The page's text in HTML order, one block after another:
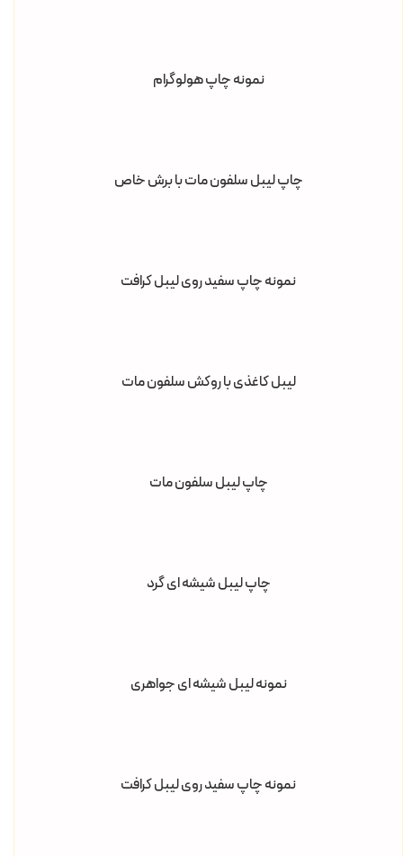
نمونه چاپ هولوگرام
چاپ لیبل سلفون مات با برش خاص
نمونه چاپ سفید روی لیبل کرافت
لیبل کاغذی با روکش سلفون مات
چاپ لیبل سلفون مات
چاپ لیبل شیشه ای گرد
نمونه لیبل شیشه ای جواهری
نمونه چاپ سفید روی لیبل کرافت